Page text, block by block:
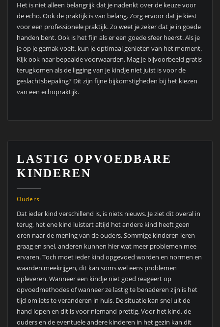
Het is niet alleen belangrijk dat je nadenkt over de keuze voor
de echo. Ook de praktijk is van belang. Zorg ervoor dat je kiest
voor een professionele praktijk. Zo weet je zeker dat je in goede
handen bent. Ook is het fijn als er een goede sfeer heerst. Als je
je op je gemak voelt, kun je optimaal genieten van het moment.
Kijk ook naar bepaalde voorwaarden. Mag je bijvoorbeeld gratis
terugkomen als de ligging van je kindje niet juist is voor de
geslachtsbepaling? Dit zijn fijne bijkomstigheden bij het kiezen
van een echopraktijk.
LASTIG OPVOEDBARE
KINDEREN
Ouders
Dat ieder kind verschillend is, is niets nieuws. Je ziet dit overal in
terug, het ene kind luistert altijd het andere kind heeft geen
oren naar de mening van de ouders. Sommige kinderen leren
graag en snel, anderen kunnen hier wat meer problemen mee
ervaren. Toch moet ieder kind opgevoed worden en normen en
waarden meekrijgen, dit kan soms wel eens problemen
opleveren. Wanneer een kindje niet goed reageert op
opvoedmethodes of wanneer ze lastig te benaderen zijn is het
tijd om iets te veranderen in huis. De situatie kan snel uit de
hand lopen en dit is voor niemand prettig. Voor het kind, de
ouders en de eventuele andere kinderen in het gezin kan dit